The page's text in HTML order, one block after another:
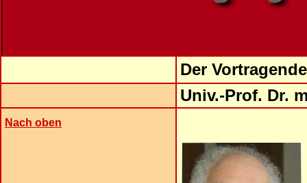
Der
Univ.-Prof. Dr.
Nach oben